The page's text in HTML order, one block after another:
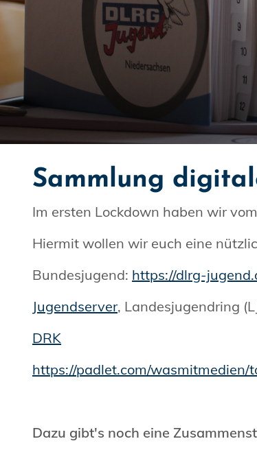
Sammlung
Im ersten Lockdown haben wir
Hiermit wollen wir euch eine
Bundesjugend: https://dlrg-
Jugendserver, Landesjugendring
DRK
https://padlet.com/wasmitmedien/
Dazu gibt's noch eine